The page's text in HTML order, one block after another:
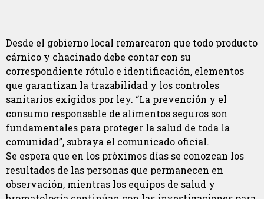
Desde el gobierno local remarcaron que todo producto
cárnico y chacinado debe contar con su
correspondiente rótulo e identificación, elementos
que garantizan la trazabilidad y los controles
sanitarios exigidos por ley. “La prevención y el
consumo responsable de alimentos seguros son
fundamentales para proteger la salud de toda la
comunidad”, subraya el comunicado oficial.
Se espera que en los próximos días se conozcan los
resultados de las personas que permanecen en
observación, mientras los equipos de salud y